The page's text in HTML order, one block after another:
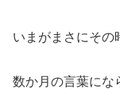
いまがまさにその
数か月の言葉にな